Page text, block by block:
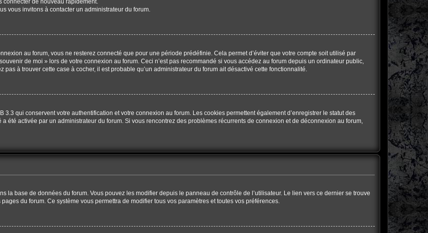
connecter de nouveau rapidement.
vous invitons à contacter un administrateur du forum.
au forum, vous ne resterez connecté que pour une période prédéfinie. Cela permet d’éviter que votre compte soit utilisé par
de moi » lors de votre connexion au forum. Ceci n’est pas recommandé si vous accédez au forum depuis un ordinateur public,
à trouver cette case à cocher, il est probable qu’un administrateur du forum ait désactivé cette fonctionnalité.
3.3 qui conservent votre authentification et votre connexion au forum. Les cookies permettent également d’enregistrer le statut des
été activée par un administrateur du forum. Si vous rencontrez des problèmes récurrents de connexion et de déconnexion au forum,
la base de données du forum. Vous pouvez les modifier depuis le panneau de contrôle de l’utilisateur. Le lien vers ce dernier se trouve
du forum. Ce système vous permettra de modifier tous vos paramètres et toutes vos préférences.